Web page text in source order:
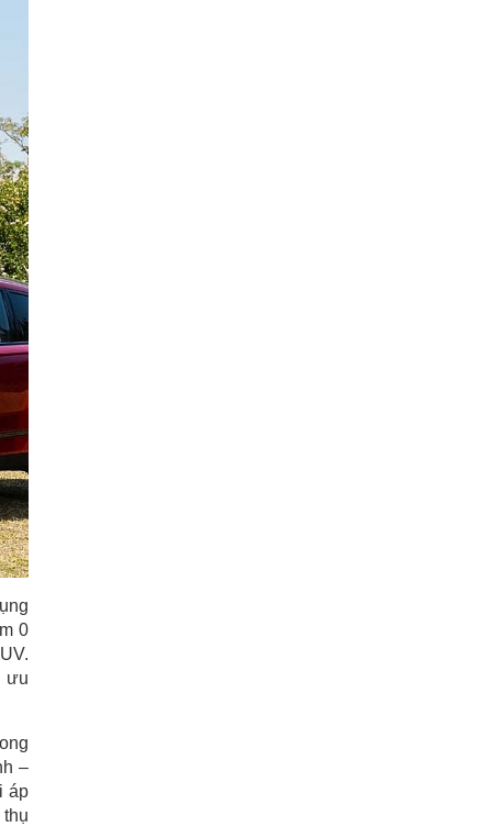
0
ưu
–
áp